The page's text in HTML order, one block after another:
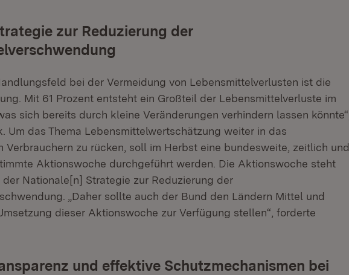
zur Reduzierung der
bei der Vermeidung von Lebensmittelverlusten ist die
Mit 61 Prozent entsteht ein Großteil der Lebensmittelverluste im
sich bereits durch kleine Veränderungen verhindern lassen könnte“,
Um das Thema Lebensmittelwertschätzung weiter in das
Verbrauchern zu rücken, soll im Herbst eine bundesweite, zeitlich und
Aktionswoche durchgeführt werden. Die Aktionswoche steht
Nationale[n] Strategie zur Reduzierung der
„Daher sollte auch der Bund den Ländern Mittel und
dieser Aktionswoche zur Verfügung stellen“, forderte
und effektive Schutzmechanismen bei